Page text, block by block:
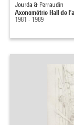
Jourda & Perraudin
Axonométrie Hall de
1981 - 1989